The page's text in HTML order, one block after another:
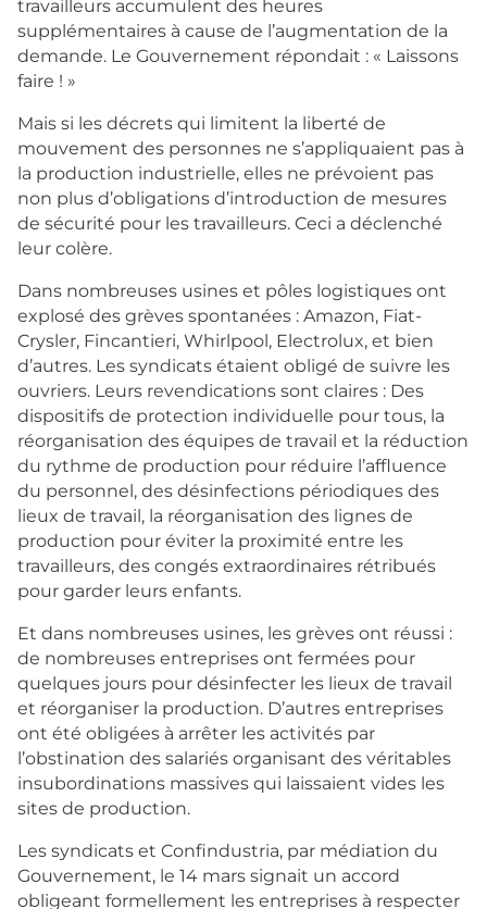
travailleurs accumulent des heures
supplémentaires à cause de l’augmentation de la
demande. Le Gouvernement répondait : « Laissons
faire ! »
Mais si les décrets qui limitent la liberté de
mouvement des personnes ne s’appliquaient pas à
la production industrielle, elles ne prévoient pas
non plus d’obligations d’introduction de mesures
de sécurité pour les travailleurs. Ceci a déclenché
leur colère.
Dans nombreuses usines et pôles logistiques ont
explosé des grèves spontanées : Amazon, Fiat-
Crysler, Fincantieri, Whirlpool, Electrolux, et bien
d’autres. Les syndicats étaient obligé de suivre les
ouvriers. Leurs revendications sont claires : Des
dispositifs de protection individuelle pour tous, la
réorganisation des équipes de travail et la réduction
du rythme de production pour réduire l’affluence
du personnel, des désinfections périodiques des
lieux de travail, la réorganisation des lignes de
production pour éviter la proximité entre les
travailleurs, des congés extraordinaires rétribués
pour garder leurs enfants.
Et dans nombreuses usines, les grèves ont réussi :
de nombreuses entreprises ont fermées pour
quelques jours pour désinfecter les lieux de travail
et réorganiser la production. D’autres entreprises
ont été obligées à arrêter les activités par
l’obstination des salariés organisant des véritables
insubordinations massives qui laissaient vides les
sites de production.
Les syndicats et Confindustria, par médiation du
Gouvernement, le 14 mars signait un accord
obligeant formellement les entreprises à respecter